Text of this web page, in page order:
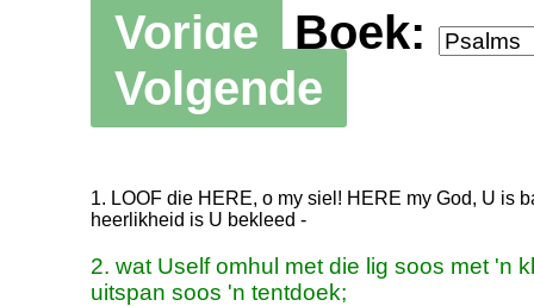
Vorige
Boek:
Volgende
1. LOOF die HERE, o my siel! HERE my God, U is
heerlikheid is U bekleed -
2. wat Uself omhul met die lig soos met 'n
uitspan soos 'n tentdoek;